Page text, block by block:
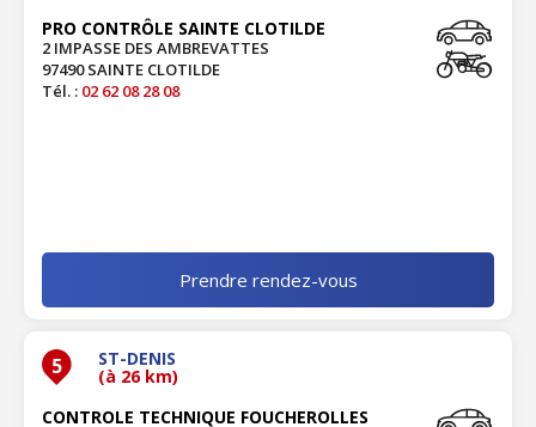
PRO CONTRÔLE SAINTE CLOTILDE
2 IMPASSE DES AMBREVATTES
97490 SAINTE CLOTILDE
Tél. : 02 62 08 28 08
Prendre rendez-vous
5 ST-DENIS
(à 26 km)
CONTROLE TECHNIQUE FOUCHEROLLES